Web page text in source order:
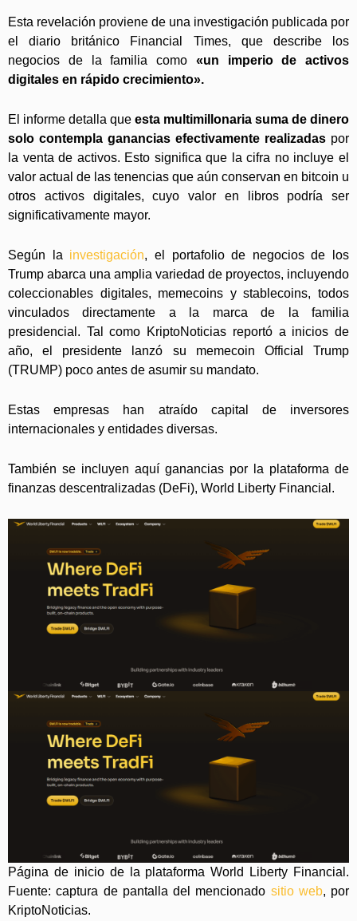
Esta revelación proviene de una investigación publicada por
el diario británico Financial Times, que describe los
negocios de la familia como «un imperio de activos
digitales en rápido crecimiento».
El informe detalla que esta multimillonaria suma de dinero
solo contempla ganancias efectivamente realizadas por
la venta de activos. Esto significa que la cifra no incluye el
valor actual de las tenencias que aún conservan en bitcoin u
otros activos digitales, cuyo valor en libros podría ser
significativamente mayor.
Según la investigación, el portafolio de negocios de los
Trump abarca una amplia variedad de proyectos, incluyendo
coleccionables digitales, memecoins y stablecoins, todos
vinculados directamente a la marca de la familia
presidencial. Tal como KriptoNoticias reportó a inicios de
año, el presidente lanzó su memecoin Official Trump
(TRUMP) poco antes de asumir su mandato.
Estas empresas han atraído capital de inversores
internacionales y entidades diversas.
También se incluyen aquí ganancias por la plataforma de
finanzas descentralizadas (DeFi), World Liberty Financial.
Página de inicio de la plataforma World Liberty Financial.
Fuente: captura de pantalla del mencionado sitio web, por
KriptoNoticias.